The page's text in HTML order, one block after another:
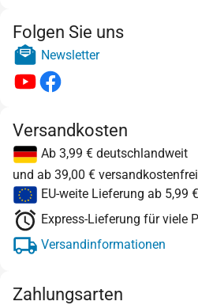
Folgen Sie uns
Newsletter
Versandkosten
Ab 3,99 € deutschlandweit
und ab 39,00 €
EU-weite Lieferung ab 5,99
Express-Lieferung für viele
Versandinformationen
Zahlungsarten